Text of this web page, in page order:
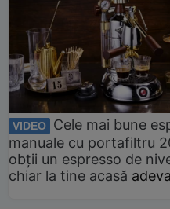
VIDEO
Cele mai bune
manuale cu portafiltru
obții un espresso de
chiar la tine acasă